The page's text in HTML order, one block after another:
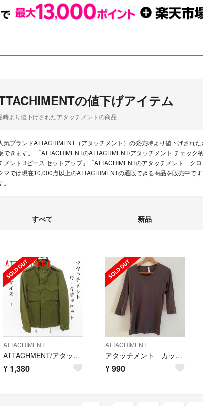
の値下げアイテム
時より値下げされたアタッチメントの商品
人気ブランドATTACHIMENT（アタッチメント）の発売時より値下げされ
できます。 「ATTACHIMENTのATTACHMENT/アタッチメント チェッ
メント 3ピース セットアップ」「ATTACHIMENTのアタッチメント
マでは現在10,000点以上のATTACHIMENTの通販できる商品を販売中で
。
すべて 新品
ATTACHIMENT
ATTACHMENT/アタッチメント ワークジャケット カーキ/1
¥ 1,380
ATTACHIMENT
アタッチメント カットソー
¥990